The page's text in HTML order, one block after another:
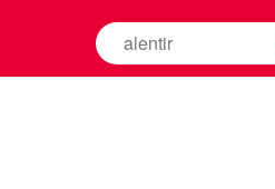
Rechercher
la